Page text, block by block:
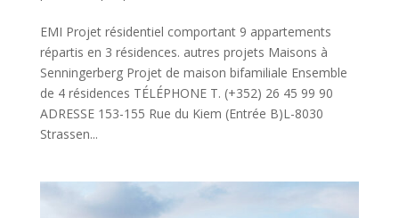
EMI Projet résidentiel comportant 9 appartements
répartis en 3 résidences. autres projets Maisons à
Senningerberg Projet de maison bifamiliale Ensemble
de 4 résidences TÉLÉPHONE T. (+352) 26 45 99 90
ADRESSE 153-155 Rue du Kiem (Entrée B)L-8030
Strassen...